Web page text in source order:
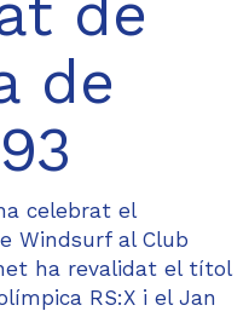
de
celebrat el
Windsurf al Club
ha revalidat el títol
RS:X i el Jan